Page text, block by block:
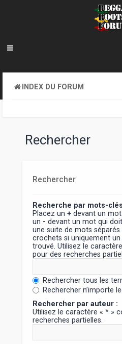
INDEX DU FORUM
Rechercher
Rechercher
Recherche par mots-
Placez un +devant un
un - devant un mot qui
une suite de mots séparés
crochets si uniquement
trouvé. Utilisez le
pour des recherches
Rechercher tous les
Rechercher n’importe
Rechercher par auteur :
Utilisez le caractère « * »
recherches partielles.